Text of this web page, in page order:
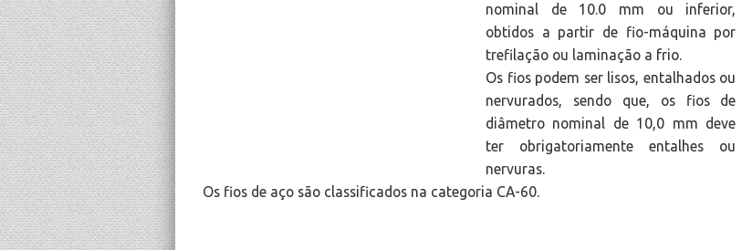
nominal de 10.0 mm ou inferior,
obtidos a partir de fio-máquina por
trefilação ou laminação a frio.
Os fios podem ser lisos, entalhados ou
nervurados, sendo que, os fios de
diâmetro nominal de 10,0 mm deve
ter obrigatoriamente entalhes ou
nervuras.
Os fios de aço são classificados na categoria CA-60.